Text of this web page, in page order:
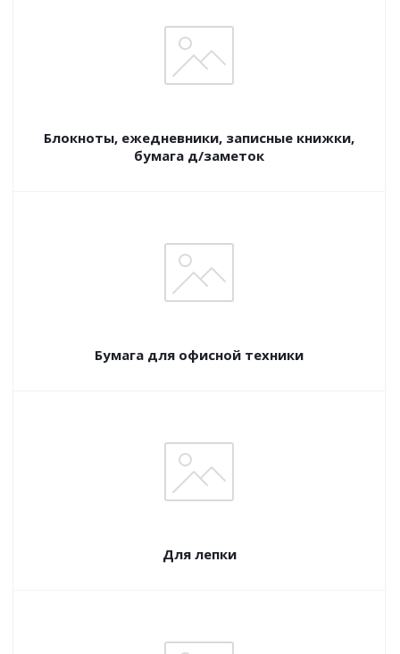
Блокноты, ежедневники, записные книжки,
бумага д/заметок
Бумага для офисной техники
Для лепки